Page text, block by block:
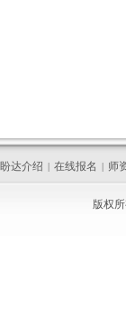
盼达介绍 | 在线报名 | 师
版权